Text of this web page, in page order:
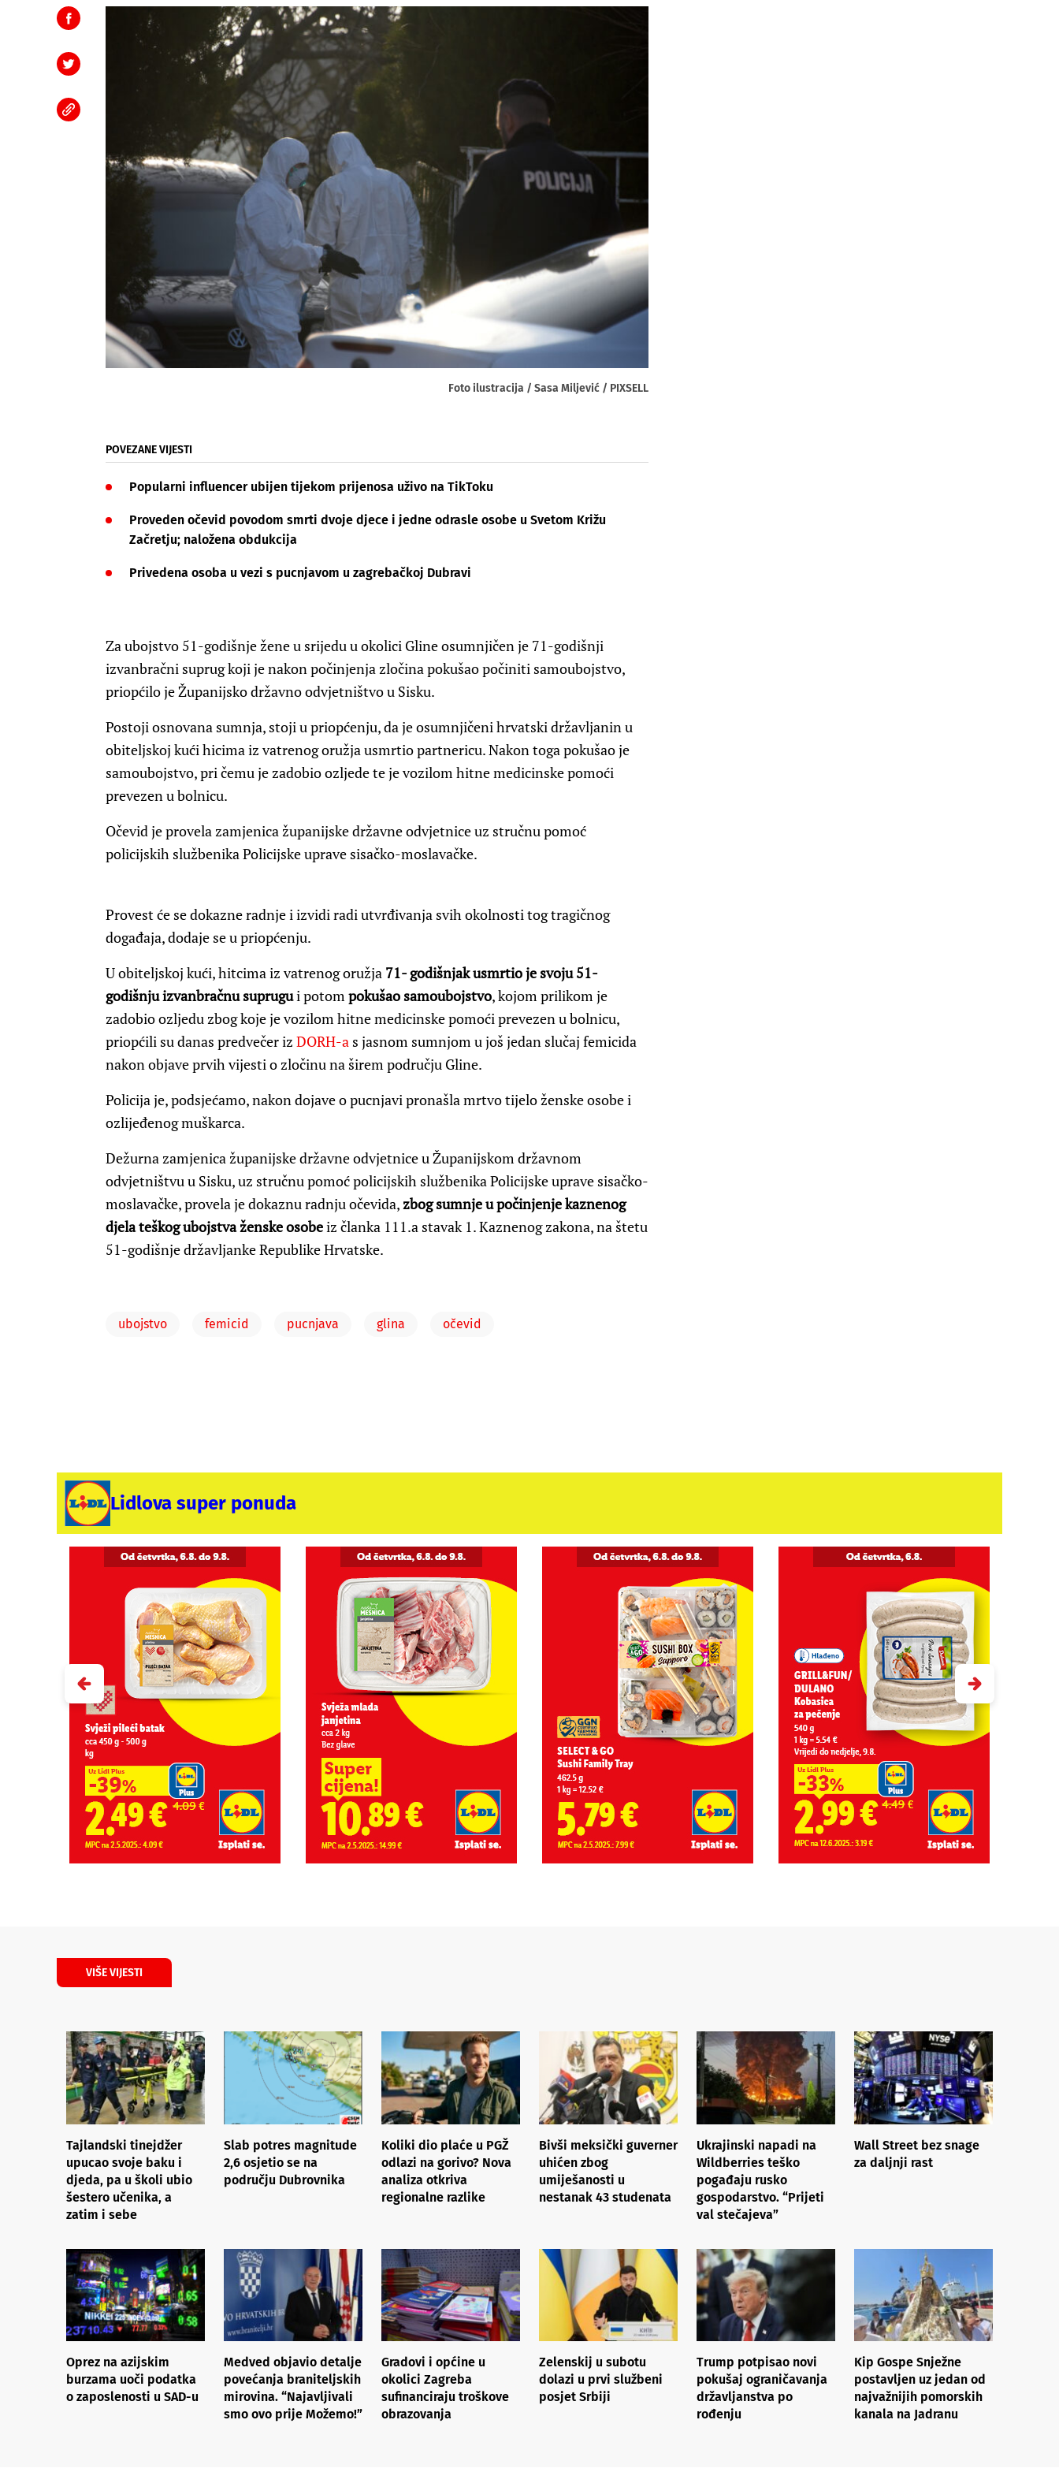
Foto ilustracija / Sasa Miljević / PIXSELL
POVEZANE VIJESTI
Popularni influencer ubijen tijekom prijenosa uživo na TikToku
Proveden očevid povodom smrti dvoje djece i jedne odrasle osobe u Svetom Križu
Začretju; naložena obdukcija
Privedena osoba u vezi s pucnjavom u zagrebačkoj Dubravi
Za ubojstvo 51-godišnje žene u srijedu u okolici Gline osumnjičen je 71-godišnji
izvanbračni suprug koji je nakon počinjenja zločina pokušao počiniti samoubojstvo,
priopćilo je Županijsko državno odvjetništvo u Sisku.
Postoji osnovana sumnja, stoji u priopćenju, da je osumnjičeni hrvatski državljanin u
obiteljskoj kući hicima iz vatrenog oružja usmrtio partnericu. Nakon toga pokušao je
samoubojstvo, pri čemu je zadobio ozljede te je vozilom hitne medicinske pomoći
prevezen u bolnicu.
Očevid je provela zamjenica županijske državne odvjetnice uz stručnu pomoć
policijskih službenika Policijske uprave sisačko-moslavačke.
Provest će se dokazne radnje i izvidi radi utvrđivanja svih okolnosti tog tragičnog
događaja, dodaje se u priopćenju.
U obiteljskoj kući, hitcima iz vatrenog oružja 71- godišnjak usmrtio je svoju 51-
godišnju izvanbračnu suprugui potompokušao samoubojstvo, kojom prilikom je
zadobio ozljedu zbog koje je vozilom hitne medicinske pomoći prevezen u bolnicu,
priopćili su danas predvečer iz DORH-a s jasnom sumnjom u još jedan slučaj femicida
nakon objave prvih vijesti o zločinu na širem području Gline.
Policija je, podsjećamo, nakon dojave o pucnjavi pronašla mrtvo tijelo ženske osobe i
ozlijeđenog muškarca.
Dežurna zamjenica županijske državne odvjetnice u Županijskom državnom
odvjetništvu u Sisku, uz stručnu pomoć policijskih službenika Policijske uprave sisačko-
moslavačke, provela je dokaznu radnju očevida,zbog sumnje u počinjenje kaznenog
djela teškog ubojstva ženske osobeiz članka 111.a stavak 1. Kaznenog zakona, na štetu
51-godišnje državljanke Republike Hrvatske.
ubojstvo femicid pucnjava glina očevid
Lidlova super ponuda
VIŠE VIJESTI
Tajlandski tinejdžer
upucao svoje baku i
djeda, pa u školi ubio
šestero učenika, a
zatim i sebe
Slab potres magnitude
2,6 osjetio se na
području Dubrovnika
Koliki dio plaće u PGŽ
odlazi na gorivo? Nova
analiza otkriva
regionalne razlike​
Bivši meksički guverner
uhićen zbog
umiješanosti u
nestanak 43 studenata
Ukrajinski napadi na
Wildberries teško
pogađaju rusko
gospodarstvo. “Prijeti
val stečajeva”
Wall Street bez snage
za daljnji rast
Oprez na azijskim
burzama uoči podatka
o zaposlenosti u SAD-u
Medved objavio detalje
povećanja braniteljskih
mirovina. “Najavljivali
smo ovo prije Možemo!”
Gradovi i općine u
okolici Zagreba
sufinanciraju troškove
obrazovanja
Zelenskij u subotu
dolazi u prvi službeni
posjet Srbiji
Trump potpisao novi
pokušaj ograničavanja
državljanstva po
rođenju
Kip Gospe Snježne
postavljen uz jedan od
najvažnijih pomorskih
kanala na Jadranu